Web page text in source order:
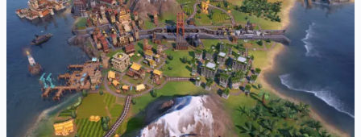
特集記事
マンガ
女性向け
アプリレビュー
Steam版『シヴィライゼーション VI』ゲーム本体が90%オフの
700円、DLC全部入りのバンドルが47%オフの1787円でセール